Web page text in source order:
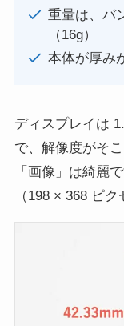
重量は、バ
（16g）
本体が厚み
ディスプレイは
で、解像度がそ
「画像」は綺麗
（198 × 368 ピク